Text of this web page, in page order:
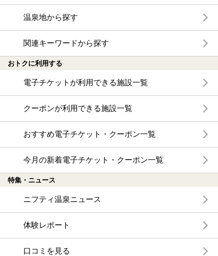
温泉地から探す
関連キーワードから探す
おトクに利用する
電子チケットが利用できる施設一覧
クーポンが利用できる施設一覧
おすすめ電子チケット・クーポン一覧
今月の新着電子チケット・クーポン一覧
特集・ニュース
ニフティ温泉ニュース
体験レポート
口コミを見る